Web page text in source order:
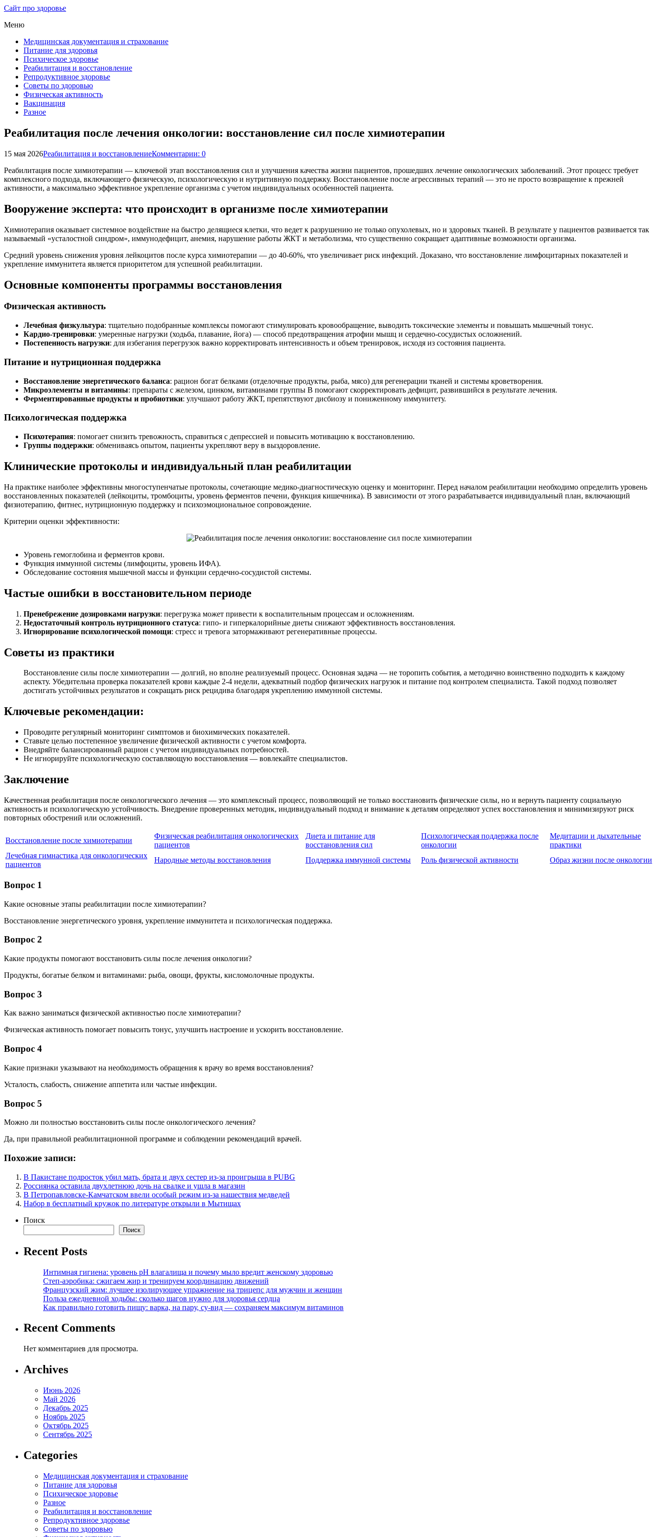
Сайт про здоровье
Меню
Медицинская документация и страхование
Питание для здоровья
Психическое здоровье
Реабилитация и восстановление
Репродуктивное здоровье
Советы по здоровью
Физическая активность
Вакцинация
Разное
Реабилитация после лечения онкологии: восстановление сил после химиотерапии
15 мая 2026Реабилитация и восстановлениеКомментарии: 0
Реабилитация после химиотерапии — ключевой этап восстановления сил и улучшения качества жизни пациентов, прошедших лечение онкологических заболеваний. Этот процесс требует
комплексного подхода, включающего физическую, психологическую и нутритивную поддержку. Восстановление после агрессивных терапий — это не просто возвращение к прежней
активности, а максимально эффективное укрепление организма с учетом индивидуальных особенностей пациента.
Вооружение эксперта: что происходит в организме после химиотерапии
Химиотерапия оказывает системное воздействие на быстро делящиеся клетки, что ведет к разрушению не только опухолевых, но и здоровых тканей. В результате у пациентов развивается так
называемый «усталостной синдром», иммунодефицит, анемия, нарушение работы ЖКТ и метаболизма, что существенно сокращает адаптивные возможности организма.
Средний уровень снижения уровня лейкоцитов после курса химиотерапии — до 40-60%, что увеличивает риск инфекций. Доказано, что восстановление лимфоцитарных показателей и
укрепление иммунитета является приоритетом для успешной реабилитации.
Основные компоненты программы восстановления
Физическая активность
Лечебная физкультура: тщательно подобранные комплексы помогают стимулировать кровообращение, выводить токсические элементы и повышать мышечный тонус.
Кардио-тренировки: умеренные нагрузки (ходьба, плавание, йога) — способ предотвращения атрофии мышц и сердечно-сосудистых осложнений.
Постепенность нагрузки: для избегания перегрузок важно корректировать интенсивность и объем тренировок, исходя из состояния пациента.
Питание и нутриционная поддержка
Восстановление энергетического баланса: рацион богат белками (отделочные продукты, рыба, мясо) для регенерации тканей и системы кроветворения.
Микроэлементы и витамины: препараты с железом, цинком, витаминами группы B помогают скорректировать дефицит, развившийся в результате лечения.
Ферментированные продукты и пробиотики: улучшают работу ЖКТ, препятствуют дисбиозу и пониженному иммунитету.
Психологическая поддержка
Психотерапия: помогает снизить тревожность, справиться с депрессией и повысить мотивацию к восстановлению.
Группы поддержки: обмениваясь опытом, пациенты укрепляют веру в выздоровление.
Клинические протоколы и индивидуальный план реабилитации
На практике наиболее эффективны многоступенчатые протоколы, сочетающие медико-диагностическую оценку и мониторинг. Перед началом реабилитации необходимо определить уровень
восстановленных показателей (лейкоциты, тромбоциты, уровень ферментов печени, функция кишечника). В зависимости от этого разрабатывается индивидуальный план, включающий
физиотерапию, фитнес, нутриционную поддержку и психоэмоциональное сопровождение.
Критерии оценки эффективности:
Уровень гемоглобина и ферментов крови.
Функция иммунной системы (лимфоциты, уровень ИФА).
Обследование состояния мышечной массы и функции сердечно-сосудистой системы.
Частые ошибки в восстановительном периоде
Пренебрежение дозировками нагрузки: перегрузка может привести к воспалительным процессам и осложнениям.
Недостаточный контроль нутриционного статуса: гипо- и гиперкалорийные диеты снижают эффективность восстановления.
Игнорирование психологической помощи: стресс и тревога затормаживают регенеративные процессы.
Советы из практики
Восстановление силы после химиотерапии — долгий, но вполне реализуемый процесс. Основная задача — не торопить события, а методично воинственно подходить к каждому
аспекту. Убедительна проверка показателей крови каждые 2-4 недели, адекватный подбор физических нагрузок и питание под контролем специалиста. Такой подход позволяет
достигать устойчивых результатов и сокращать риск рецидива благодаря укреплению иммунной системы.
Ключевые рекомендации:
Проводите регулярный мониторинг симптомов и биохимических показателей.
Ставьте целью постепенное увеличение физической активности с учетом комфорта.
Внедряйте балансированный рацион с учетом индивидуальных потребностей.
Не игнорируйте психологическую составляющую восстановления — вовлекайте специалистов.
Заключение
Качественная реабилитация после онкологического лечения — это комплексный процесс, позволяющий не только восстановить физические силы, но и вернуть пациенту социальную
активность и психологическую устойчивость. Внедрение проверенных методик, индивидуальный подход и внимание к деталям определяют успех восстановления и минимизируют риск
повторных обострений или осложнений.
Восстановление после химиотерапии
Физическая реабилитация онкологических
пациентов
Диета и питание для
восстановления сил
Психологическая поддержка после
онкологии
Медитации и дыхательные
практики
Лечебная гимнастика для онкологических
пациентов
Народные методы восстановления Поддержка иммунной системы Роль физической активности Образ жизни после онкологии
Вопрос 1
Какие основные этапы реабилитации после химиотерапии?
Восстановление энергетического уровня, укрепление иммунитета и психологическая поддержка.
Вопрос 2
Какие продукты помогают восстановить силы после лечения онкологии?
Продукты, богатые белком и витаминами: рыба, овощи, фрукты, кисломолочные продукты.
Вопрос 3
Как важно заниматься физической активностью после химиотерапии?
Физическая активность помогает повысить тонус, улучшить настроение и ускорить восстановление.
Вопрос 4
Какие признаки указывают на необходимость обращения к врачу во время восстановления?
Усталость, слабость, снижение аппетита или частые инфекции.
Вопрос 5
Можно ли полностью восстановить силы после онкологического лечения?
Да, при правильной реабилитационной программе и соблюдении рекомендаций врачей.
Похожие записи:
В Пакистане подросток убил мать, брата и двух сестер из-за проигрыша в PUBG
Россиянка оставила двухлетнюю дочь на свалке и ушла в магазин
В Петропавловске-Камчатском ввели особый режим из-за нашествия медведей
Набор в бесплатный кружок по литературе открыли в Мытищах
Поиск
Поиск
Recent Posts
Интимная гигиена: уровень pH влагалища и почему мыло вредит женскому здоровью
Степ-аэробика: сжигаем жир и тренируем координацию движений
Французский жим: лучшее изолирующее упражнение на трицепс для мужчин и женщин
Польза ежедневной ходьбы: сколько шагов нужно для здоровья сердца
Как правильно готовить пищу: варка, на пару, су-вид — сохраняем максимум витаминов
Recent Comments
Нет комментариев для просмотра.
Archives
Июнь 2026
Май 2026
Декабрь 2025
Ноябрь 2025
Октябрь 2025
Сентябрь 2025
Categories
Медицинская документация и страхование
Питание для здоровья
Психическое здоровье
Разное
Реабилитация и восстановление
Репродуктивное здоровье
Советы по здоровью